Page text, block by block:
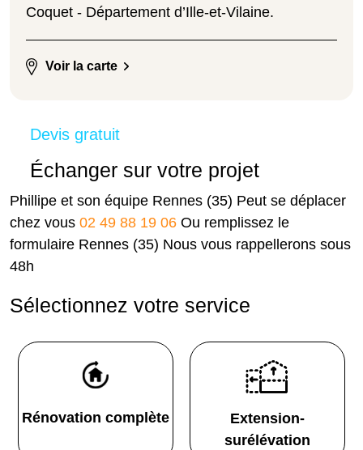
Coquet - Département d’Ille-et-Vilaine.
Voir la carte
Devis gratuit
Échanger sur votre projet
Phillipe et son équipe Rennes (35) Peut se déplacer
chez vous 02 49 88 19 06 Ou remplissez le
formulaire Rennes (35) Nous vous rappellerons sous
48h
Sélectionnez votre service
Rénovation complète
Extension-
surélévation